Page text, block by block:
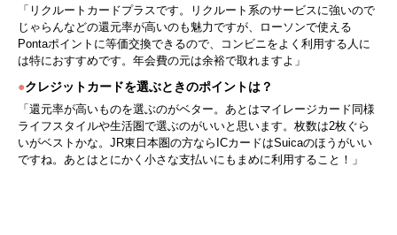
「リクルートカードプラスです。リクルート系のサービスに強いので
じゃらんなどの還元率が高いのも魅力ですが、ローソンで使える
Pontaポイントに等価交換できるので、コンビニをよく利用する人に
は特におすすめです。年会費の元は余裕で取れますよ」
●クレジットカードを選ぶときのポイントは？
「還元率が高いものを選ぶのがベター。あとはマイレージカード同様
ライフスタイルや生活圏で選ぶのがいいと思います。枚数は2枚ぐら
いがベストかな。JR東日本圏の方ならICカードはSuicaのほうがいい
ですね。あとはとにかく小さな支払いにもまめに利用すること！」